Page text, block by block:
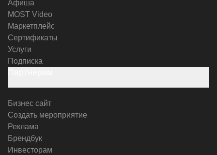
Афиша
MOST Video
Маркетплейс
Сертификаты
Услуги
Подписка
Бизнес сайт
Создать мероприятие
Реклама
Брендбук
Инвесторам